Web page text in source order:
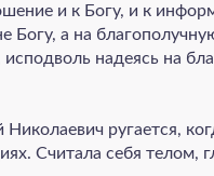
и к Богу, и к
Богу, а на
надеясь на
ругается,
Считала себя телом,